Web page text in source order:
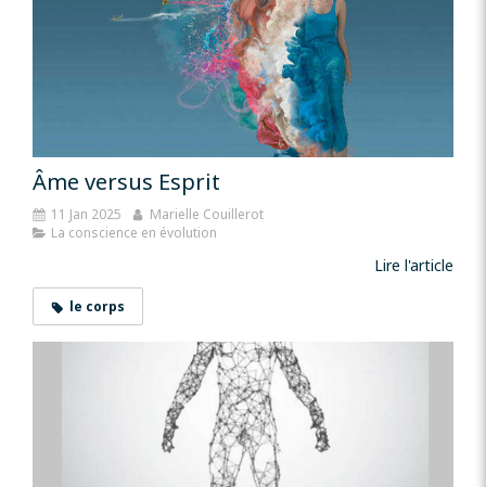
Âme versus Esprit
11 Jan 2025
Marielle Couillerot
La conscience en évolution
Lire l'article
le corps